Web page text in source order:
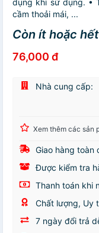
dụng khi sử dụng. •
cầm thoải mái, ...
Còn ít hoặc
76,000 đ
Nhà cung cấp:
Xem thêm các sản
Giao hàng toàn
Được kiểm tra
Thanh toán khi
Chất lượng, Uy
7 ngày đổi trả